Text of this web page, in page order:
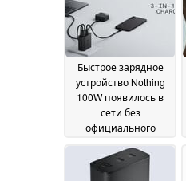
Быстрое зарядное
устройство Nothing
100W появилось в
сети без
официального
анонса27 September 2024